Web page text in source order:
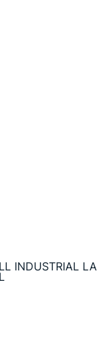
INDUSTRIAL LA